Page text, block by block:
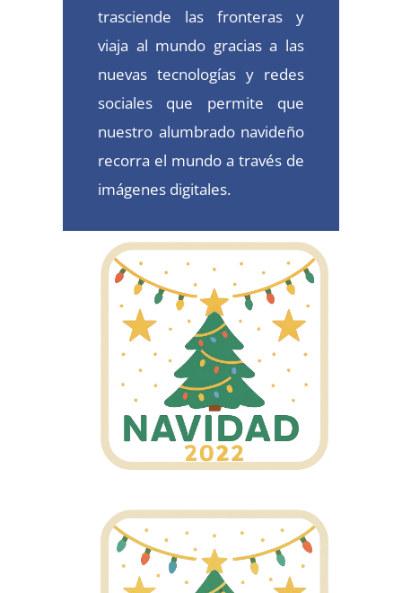
trasciende las fronteras y
viaja al mundo gracias a las
nuevas tecnologías y redes
sociales que permite que
nuestro alumbrado navideño
recorra el mundo a través de
imágenes digitales.